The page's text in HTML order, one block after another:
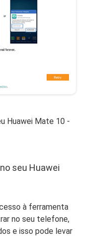
Huawei Mate 10 -
seu Huawei
à ferramenta
no seu telefone,
e isso pode levar